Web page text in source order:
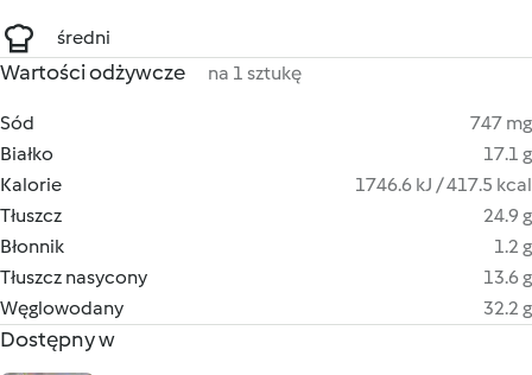
średni
Wartości odżywcze na 1 sztukę
Sód
747 mg
Białko
17.1 g
Kalorie
1746.6 kJ / 417.5 kcal
Tłuszcz
24.9 g
Błonnik
1.2 g
Tłuszcz nasycony
13.6 g
Węglowodany
32.2 g
Dostępny w